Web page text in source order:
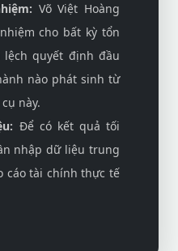
Võ Việt Hoàng
cho bất kỳ tổn
quyết định đầu
nào phát sinh từ
này.
Để có kết quả tối
nhập dữ liệu trung
cáo tài chính thực tế